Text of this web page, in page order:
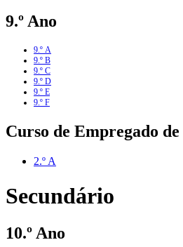
9.º Ano
9.º A
9.º B
9.º C
9.º D
9.º E
9.º F
Curso de Empregado
2.º A
Secundário
10.º Ano